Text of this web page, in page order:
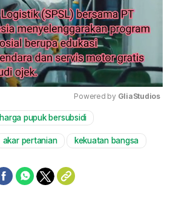
Powered by GliaStudios
harga pupuk bersubsidi
akar pertanian kekuatan bangsa